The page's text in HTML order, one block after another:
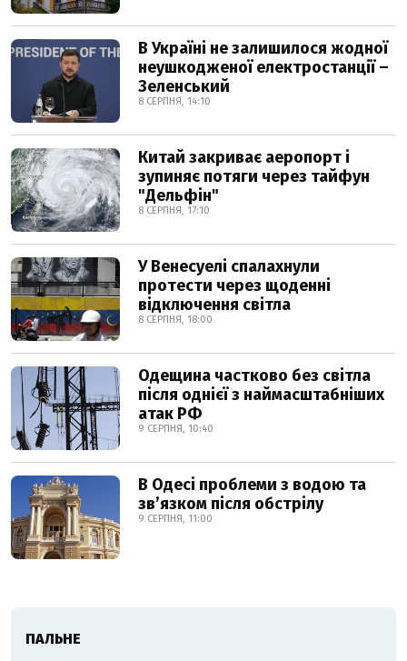
В Україні не залишилося жодної
неушкодженої електростанції –
Зеленський
8 СЕРПНЯ, 14:10
Китай закриває аеропорт і
зупиняє потяги через тайфун
"Дельфін"
8 СЕРПНЯ, 17:10
У Венесуелі спалахнули
протести через щоденні
відключення світла
8 СЕРПНЯ, 18:00
Одещина частково без світла
після однієї з наймасштабніших
атак РФ
9 СЕРПНЯ, 10:40
В Одесі проблеми з водою та
звʼязком після обстрілу
9 СЕРПНЯ, 11:00
ПАЛЬНЕ